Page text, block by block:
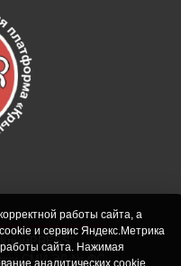
СМИ ЭЛ № ФС
работы сайта, а
и сервис Яндекс.Метрика
сайта. Нажимая
аналитических cookie.